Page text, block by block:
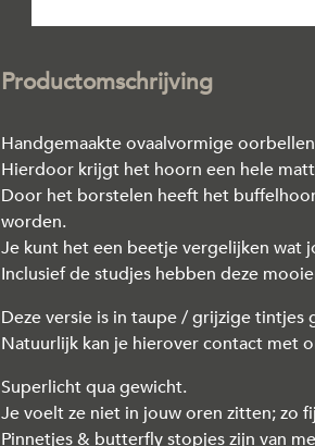
Productomschrijving
Handgemaakte ovaalvormige
Hierdoor krijgt het hoorn een hele
Door het borstelen heeft het
worden.
Je kunt het een beetje vergelijken wat
Inclusief de studjes hebben deze
Deze versie is in taupe / grijzige tintjes
Natuurlijk kan je hierover contact met
Superlicht qua gewicht.
Je voelt ze niet in jouw oren zitten; zo
Pinnetjes & butterfly stopjes zijn van